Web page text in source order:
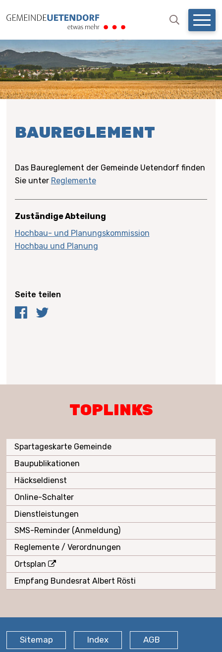
NAVIGIEREN IN
Suche starten
BAUREGLEMENT
Das Baureglement der Gemeinde Uetendorf finden
Sie unter Reglemente
Zuständige Abteilung
Hochbau- und Planungskommission
Hochbau und Planung
Seite teilen
Facebook
Twitter
TOPLINKS
Spartageskarte Gemeinde
Baupublikationen
Häckseldienst
Online-Schalter
Dienstleistungen
SMS-Reminder (Anmeldung)
Reglemente / Verordnungen
Ortsplan
Empfang Bundesrat Albert Rösti
FOOTER
Sitemap Index AGB